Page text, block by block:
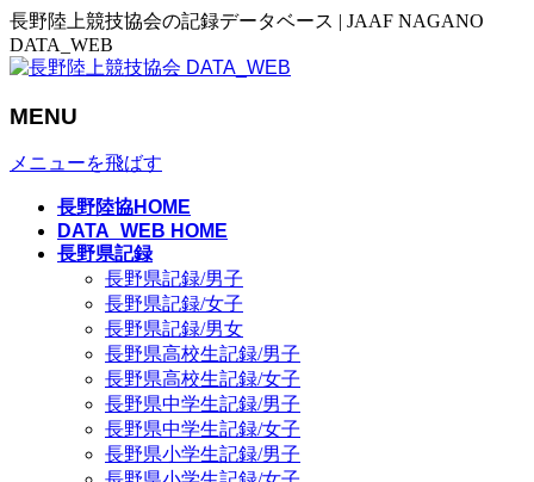
長野陸上競技協会の記録データベース | JAAF NAGANO
DATA_WEB
MENU
メニューを飛ばす
長野陸協HOME
DATA_WEB HOME
長野県記録
長野県記録/男子
長野県記録/女子
長野県記録/男女
長野県高校生記録/男子
長野県高校生記録/女子
長野県中学生記録/男子
長野県中学生記録/女子
長野県小学生記録/男子